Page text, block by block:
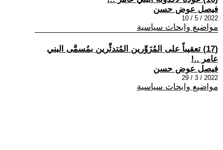
فيصل عوض حسن
2022 / 5 / 10
مواضيع وابحاث سياسية
(17) تعقيباً على المُزَوِّرين المُتدثِّرين بمُسمَّى البني
عامر ..!
فيصل عوض حسن
2022 / 3 / 29
مواضيع وابحاث سياسية